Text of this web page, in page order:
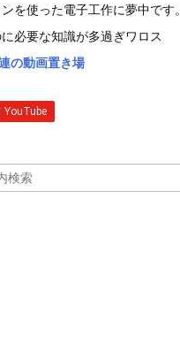
を使った電子工作に夢中です。
必要な知識が多過ぎワロス
の動画置き場